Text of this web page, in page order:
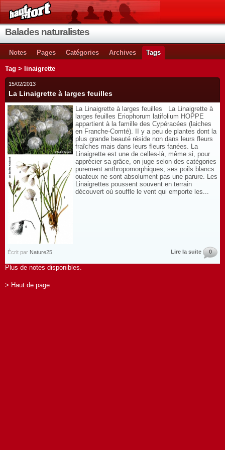
Balades naturalistes
Notes Pages Catégories Archives Tags
Tag > linaigrette
15/02/2013
La Linaigrette à larges feuilles
La Linaigrette à larges feuilles La Linaigrette à
larges feuilles Eriophorum latifolium HOPPE
appartient à la famille des Cypéracées (laiches
en Franche-Comté). II y a peu de plantes dont la
plus grande beauté réside non dans leurs fleurs
fraîches mais dans leurs fleurs fanées. La
Linaigrette est une de celles-là, même si, pour
apprécier sa grâce, on juge selon des catégories
purement anthropomorphiques, ses poils blancs
ouateux ne sont absolument pas une parure. Les
Linaigrettes poussent souvent en terrain
découvert où souffle le vent qui emporte les...
Écrit par Nature25 Lire la suite 0
Plus de notes disponibles.
> Haut de page